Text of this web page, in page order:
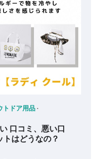
トドア用品
口コミ、悪い口
はどうなの？